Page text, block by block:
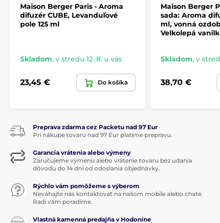
Vonné tyčinky Maison Berger Paris
sú vyrobené z
čierneho polyméru o dĺžke 21 cm. Zaručujú veľmi
rýchle vzlínanie a rovnomerné prevoňanie miestnosti
však ichvýmenu pri každom doplnenie či výmene
slúžili, otáčajte ich pravidelne zhruba po jednom
týždni použití, reaktivuje tak proces vzlínanie.
potreby použite 2-3 vonné tyčinky pre jemné
prevoňanie, 4- 6 pre strednej intenzitu parfumu a 7-8
Interiérové ​​vône Maison Berger Paris
Paris Bergersú vytvárané v úzkej spolupráci so
špecialistami z nbsp ; francúzskehoGrasse, Meky
parfumérstve
previazanosť vôňou u rôznych typov produktov. U
Maison Berger Paris - Aroma
difuzér CUBE, Levanduľové
pole 125 ml
Skladom, v stredu 12. 8. u vás
23,45 € Do košíka
Maison Berger
sada: Aroma
ml, vonná
Velkolepá
Skladom, v
38,70 €
Preprava zdarma cez Packetu nad 97 Eur
Pri nákupe tovaru nad 97 Eur platíme prepravu.
Garancia vrátenia alebo výmeny
Zaručujeme výmenu alebo vrátenie tovaru bez udania
dôvodu do 14 dní od odoslania objednávky.
Rýchlo vám pomôžeme s výberom
Neváhajte nás kontaktovať na našom mobile alebo chate.
Radi vám poradíme.
Vlastná kamenná predajňa v Hodoníne